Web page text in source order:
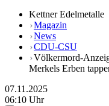
Kettner Edelmetalle
Magazin
News
CDU-CSU
Völkermord-
Merkels Erben
07.11.2025
06:10 Uhr